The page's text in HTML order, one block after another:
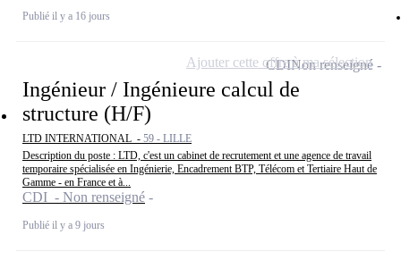
Publié il y a 16 jours
Ingénieur / Ingénieure calcul de
structure (H/F)
LTD INTERNATIONAL - 59 - LILLE
Description du poste : LTD, c'est un cabinet de recrutement et une agence de travail
temporaire spécialisée en Ingénierie, Encadrement BTP, Télécom et Tertiaire Haut de
Gamme - en France et à...
CDI - Non renseigné
Publié il y a 9 jours
CDINon renseigné
Ajouter cette offre à ma sélection